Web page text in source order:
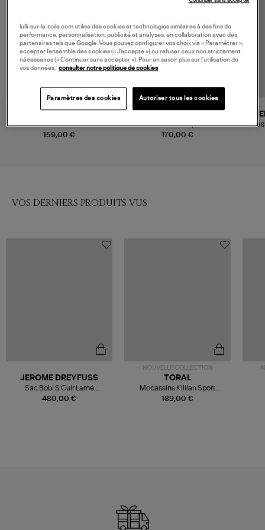
159,00 €
Baskets Re-Run Metallic Silver
170,00 €
Baskets Gel-Kayano 14
Piedmont Grey Pure Silver
VOS DERNIERS PRODUITS VUS
480,00 €
JEROME DREYFUSS
Sac Bobi S Cuir Lamé
Champagne
NOUVELLE COLLECTION
189,00 €
TORAL
Mocassins Killian Sport
Mousse
lulli-sur-la-toile.com utilise des cookies et technologies similaires à des fins de
performance, personnalisation, publicité et analyses, en collaboration avec des
partenaires tels que Google. Vous pouvez configurer vos choix via « Paramétrer »,
accepter l’ensemble des cookies (« J’accepte ») ou refuser ceux non strictement
nécessaires (« Continuer sans accepter »). Pour en savoir plus sur l’utilisation de
vos données, consulter notre politique de cookies
Paramètres des cookies Autoriser tous les cookies